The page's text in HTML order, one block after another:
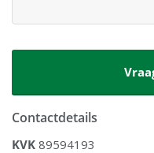
Contactdetails
KVK 89594193